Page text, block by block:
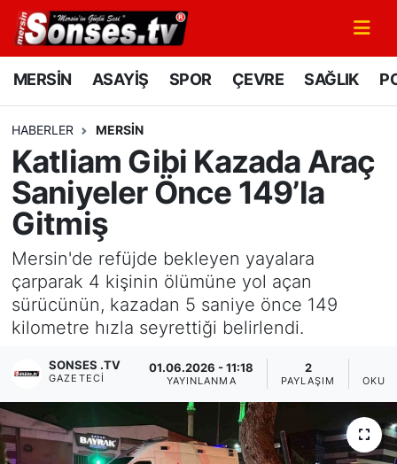
MERSİN ASAYİŞ SPOR ÇEVRE SAĞLIK
HABERLER MERSİN
Katliam Gibi Kazada Araç
Saniyeler Önce 149’la
Gitmiş
Mersin'de refüjde bekleyen yayalara
çarparak 4 kişinin ölümüne yol açan
sürücünün, kazadan 5 saniye önce 149
kilometre hızla seyrettiği belirlendi.
SONSES .TV
GAZETECI
01.06.2026 - 11:18
YAYINLANMA
2
PAYLAŞIM
MERSİN
SPOR
GÜNÜN MANŞETİ
DÜNYA
KÜLTÜR - SANAT
MAGAZİN
SAĞLIK
Siyaset
Mersin Nöbetçi Eczaneler
Mersin Namaz Vakitleri
Mersin Trafik Yoğunluk Haritası
Süper Lig Puan Durumu ve Fikstür
Tüm Manşetler
Son Dakika Haberleri
Haber Arşivi